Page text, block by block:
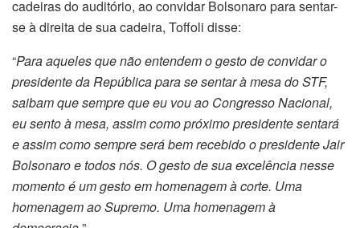
cadeiras do auditório, ao convidar Bolsonaro para sentar-
se à direita de sua cadeira, Toffoli disse:
“Para aqueles que não entendem o gesto de convidar o
presidente da República para se sentar à mesa do STF,
saibam que sempre que eu vou ao Congresso Nacional,
eu sento à mesa, assim como próximo presidente sentará
e assim como sempre será bem recebido o presidente Jair
Bolsonaro e todos nós. O gesto de sua excelência nesse
momento é um gesto em homenagem à corte. Uma
homenagem ao Supremo. Uma homenagem à